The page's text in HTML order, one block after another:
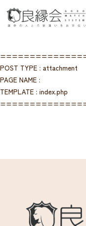
POST TYPE : attachment
PAGE NAME :
TEMPLATE : index.php